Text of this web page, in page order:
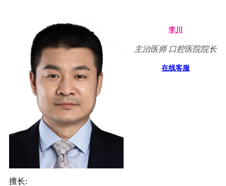
李川
主治医师 口腔医院院长
在线客服
擅长: